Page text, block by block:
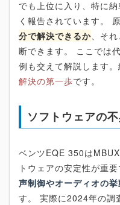
でも上位に入り、特に
く報告されています。
分で解決できるか 、そ
断できます。 ここでは
例も交えて解説します。
解決の第一歩です。
ソフトウェアの
ベンツEQE 350は
トウェアの安定性が重
声制御やオーディオの
す。 実際に2024年の調